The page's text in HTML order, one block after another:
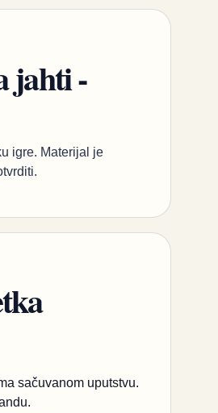
jahti -
igre. Materijal je
sačuvanom uputstvu.